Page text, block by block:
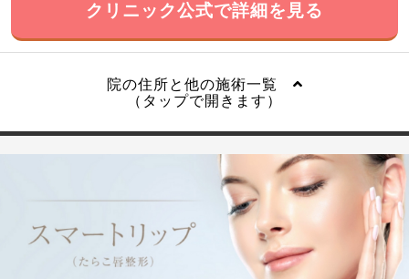
クリニック公式で詳細を見る
院の住所と他の施術一覧
（タップで開きます）